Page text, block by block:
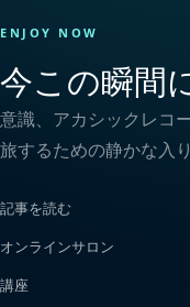
ENJOY NOW
今この瞬間
意識、アカシックレコ
旅するための静かな入り
記事を読む
オンラインサロン
講座